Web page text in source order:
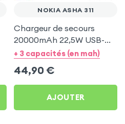
NOKIA ASHA 311
Chargeur de secours
20000mAh 22,5W USB-C
+ 4x USB - Obal:Me pour
+ 3 capacités (en mah)
44,90 €
AJOUTER